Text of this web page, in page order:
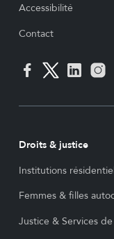
Accessibilité
Contact
Droits & justice
Institutions
Femmes & filles
Justice & Services